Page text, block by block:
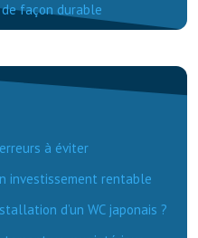
façon durable
à éviter
investissement rentable
d’un WC japonais ?